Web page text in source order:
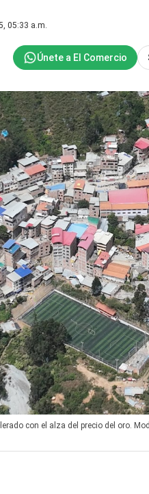
05:33 a.m.
con el alza del precio del oro.